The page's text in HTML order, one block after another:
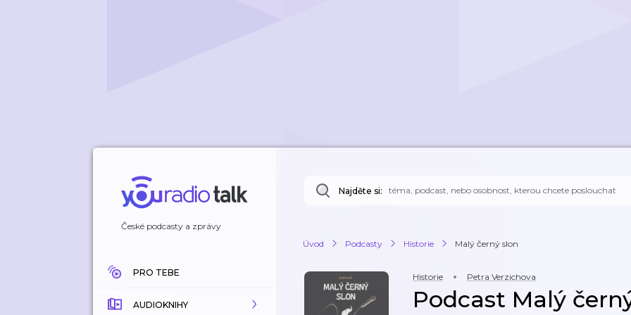
České podcasty a zprávy
PRO TEBE
AUDIOKNIHY
Najděte si:
Úvod Podcasty Historie Malý černý slon
Historie Petra Verzichova
Podcast Malý